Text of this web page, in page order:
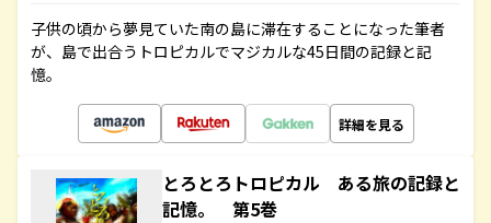
子供の頃から夢見ていた南の島に滞在することになった筆者
が、島で出合うトロピカルでマジカルな45日間の記録と記
憶。
詳細を見る
とろとろトロピカル ある旅の記録と
記憶。 第5巻